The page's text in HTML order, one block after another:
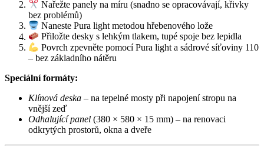
Nařežte panely na míru (snadno se opracovávají, křivky
bez problémů)
Naneste Pura light metodou hřebenového lože
Přiložte desky s lehkým tlakem, tupé spoje bez lepidla
Povrch zpevněte pomocí Pura light a sádrové síťoviny 110
– bez základního nátěru
Speciální formáty:
Klínová deska – na tepelné mosty při napojení stropu na
vnější zeď
Odhalující panel (380 × 580 × 15 mm) – na renovaci
odkrytých prostorů, okna a dveře